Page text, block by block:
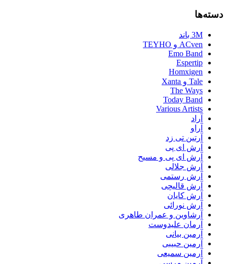
دسته‌ها
3M باند
ACven و TEYHO
Emo Band
Espertip
Homxigen
Tale و Xanta
The Ways
Today Band
Various Artists
آراد
آراو
آرتین تی زد
آرش ای پی
آرش ای پی و مسیح
آرش جلالی
آرش رستمی
آرش قالیچی
آرش کایان
آرش نورائی
آرشاوین و عمران طاهری
آرمان علیدوست
آرمین بیانی
آرمین حبیبی
آرمین سمیعی